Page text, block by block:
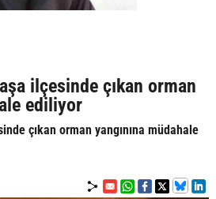
ilçesinde çıkan orman
ediliyor
çıkan orman yangınına müdahale